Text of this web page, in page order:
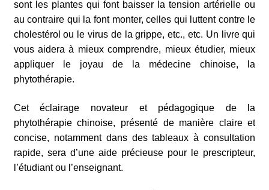
sont les plantes qui font baisser la tension artérielle ou
au contraire qui la font monter, celles qui luttent contre le
cholestérol ou le virus de la grippe, etc., etc. Un livre qui
vous aidera à mieux comprendre, mieux étudier, mieux
appliquer le joyau de la médecine chinoise, la
phytothérapie.
Cet éclairage novateur et pédagogique de la
phytothérapie chinoise, présenté de manière claire et
concise, notamment dans des tableaux à consultation
rapide, sera d’une aide précieuse pour le prescripteur,
l’étudiant ou l’enseignant.